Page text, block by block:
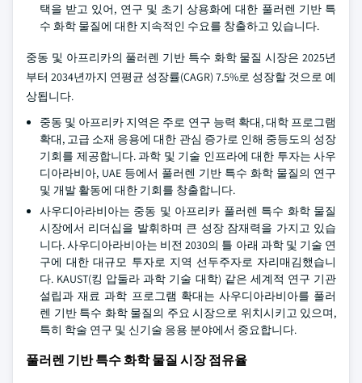
택을 받고 있어, 연구 및 초기 상용화에 대한 풀러렌 기반 특
수 화학 물질에 대한 지속적인 수요를 창출하고 있습니다.
중동 및 아프리카의 풀러렌 기반 특수 화학 물질 시장은 2025년
부터 2034년까지 연평균 성장률(CAGR) 7.5%로 성장할 것으로 예
상됩니다.
중동 및 아프리카 지역은 주로 연구 능력 확대, 대학 프로그램
확대, 고급 소재 응용에 대한 관심 증가로 인해 중등도의 성장
기회를 제공합니다. 과학 및 기술 인프라에 대한 투자는 사우
디아라비아, UAE 등에서 풀러렌 기반 특수 화학 물질의 연구
및 개발 활동에 대한 기회를 창출합니다.
사우디아라비아는 중동 및 아프리카 풀러렌 특수 화학 물질
시장에서 리더십을 발휘하며 큰 성장 잠재력을 가지고 있습
니다. 사우디아라비아는 비전 2030의 틀 아래 과학 및 기술 연
구에 대한 대규모 투자로 지역 선두주자로 자리매김했습니
다. KAUST(킹 압둘라 과학 기술 대학) 같은 세계적 연구 기관
설립과 재료 과학 프로그램 확대는 사우디아라비아를 풀러
렌 기반 특수 화학 물질의 주요 시장으로 위치시키고 있으며,
특히 학술 연구 및 신기술 응용 분야에서 중요합니다.
풀러렌 기반 특수 화학 물질 시장 점유율